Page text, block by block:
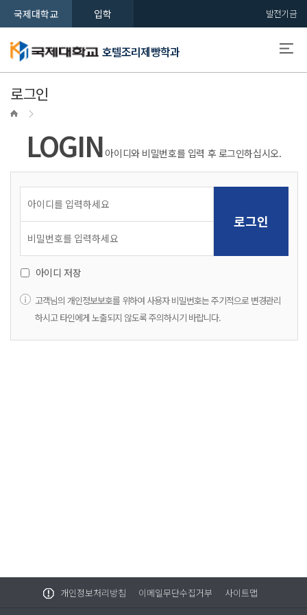
국제대학교 입학 발전기금
호텔조리제빵학과
로그인
LOGIN 아이디와 비밀번호를 입력 후 로그인하십시오.
아이디 저장
고객님의 개인정보보호를 위하여 사용자 비밀번호는 주기적으로 변경관리
하시고 타인에게 노출되지 않도록 주의하시기 바랍니다.
개인정보처리방침 이메일무단수집거부 사이트맵